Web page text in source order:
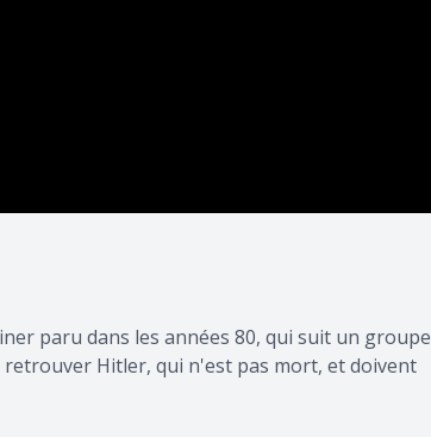
paru dans les années 80, qui suit un groupe
retrouver Hitler, qui n'est pas mort, et doivent